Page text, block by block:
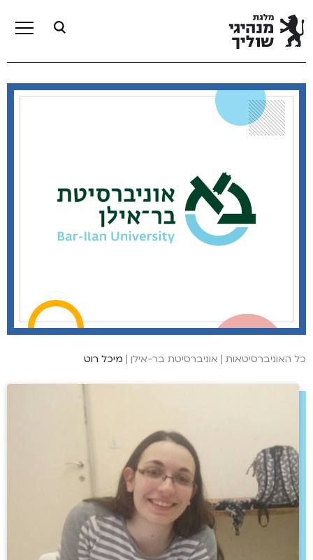
כל האוניברסיטאות | אוניברסיטת בר-אילן | מיכל רוט